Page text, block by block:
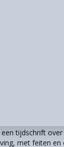
tijdschrift
met feiten